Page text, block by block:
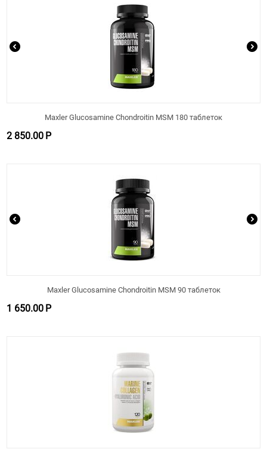
Maxler Glucosamine Chondroitin MSM 180 таблеток
2 850.00 Р
Maxler Glucosamine Chondroitin MSM 90 таблеток
1 650.00 Р